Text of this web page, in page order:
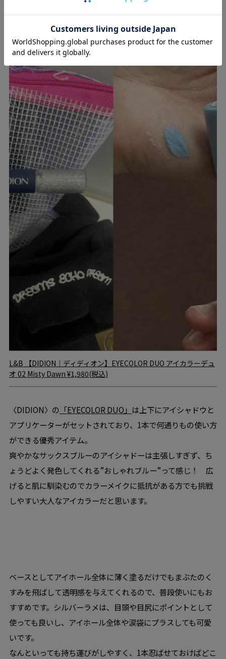
L&B
【DIDION｜ディディオン】EYECOLOR DUO アイカラーデュ
オ 02 Misty Dawn ¥1,980(税込)
〈DIDION〉の 「EYECOLOR DUO」 は上下にアイシャドウと
アプリケーターがセットされており、1本で何通りもの使い方
ができる優秀アイテム。
爽やかなサックスブルーのアイシャドーは主張しすぎず、ち
ょうどよく発色してくれる”おしゃれブルー”って感じ！ 広
げると肌に馴染むのでカラーメイクに抵抗がある方でも挑戦
しやすい大人なアイカラーだと思います。
ベースとしてアイホール全体に薄く塗るだけでもまぶたのく
すみを飛ばして透明感を与えてくれるので、普段使いにもお
すすめです。シルバーラメは、目頭や目尻にポイントとして
使っても良いし、アイホール全体や涙袋にプラスしても可愛
いです。
なんといっても持ち運びがしやすく、1本忍ばせておけばどこ